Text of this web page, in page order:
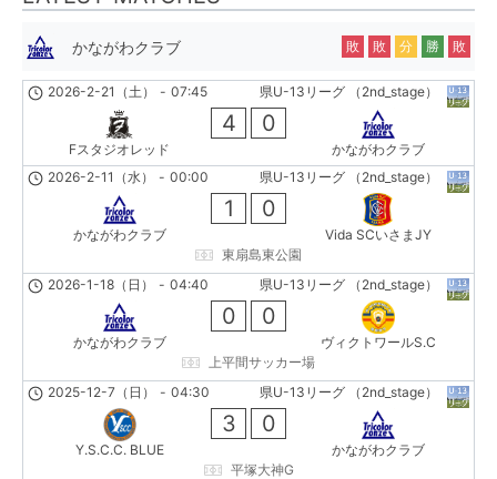
かながわクラブ 敗 敗 分 勝 敗
県U-13リーグ （2nd_stage）
2026-2-21（土） - 07:45
Fスタジオレッド
4 0
かながわクラブ
県U-13リーグ （2nd_stage）
2026-2-11（水） - 00:00
かながわクラブ
1 0
Vida SCいさまJY
東扇島東公園
県U-13リーグ （2nd_stage）
2026-1-18（日） - 04:40
かながわクラブ
0 0
ヴィクトワールS.C
上平間サッカー場
県U-13リーグ （2nd_stage）
2025-12-7（日） - 04:30
Y.S.C.C. BLUE
3 0
かながわクラブ
平塚大神G